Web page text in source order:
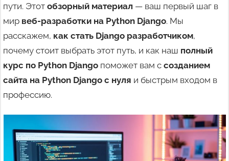
пути. Этотобзорный материал — ваш первый шаг в
мир веб-разработки на Python Django. Мы
расскажем, как стать Django разработчиком,
почему стоит выбрать этот путь, и как наш полный
курс по Python Django поможет вам ссозданием
сайта на Python Django с нуля и быстрым входом в
профессию.